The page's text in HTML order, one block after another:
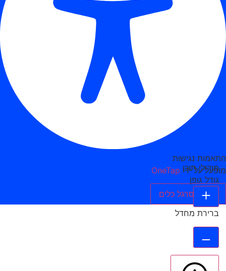
התאמות נגישות
מופעל על ידי OneTap
הסתר סרגל כלים
מודולי תוכן
גודל גופן
ברירת מחדל